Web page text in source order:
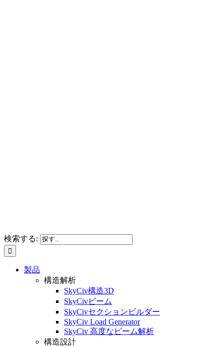
検索する:
製品
構造解析
SkyCiv構造3D
SkyCivビーム
SkyCivセクションビルダー
SkyCiv Load Generator
SkyCiv 高度なビーム解析
構造設計